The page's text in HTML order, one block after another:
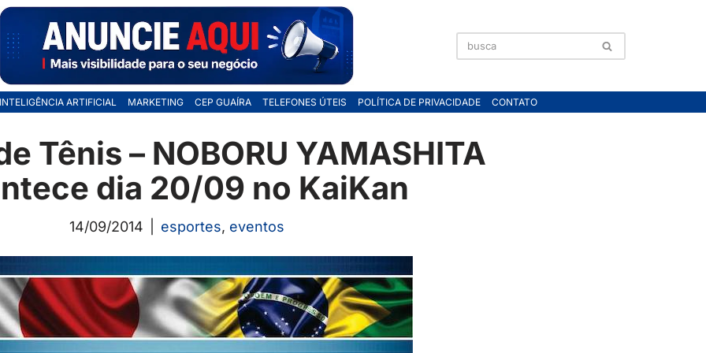
INTELIGÊNCIA ARTIFICIAL MARKETING CEP GUAÍRA TELEFONES ÚTEIS POLÍTICA DE PRIVACIDADE CONTATO
Tênis – NOBORU YAMASHITA
dia 20/09 no KaiKan
14/09/2014 esportes, eventos